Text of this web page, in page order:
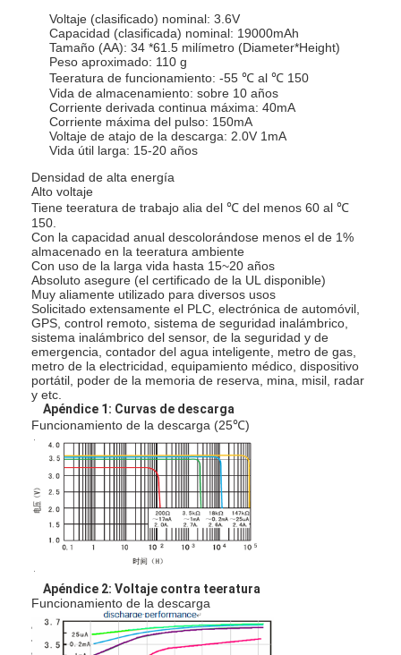
Hogar
Productos
Sobre nosotros
Voltaje (clasificado) nominal: 3.6V
Capacidad (clasificada) nominal: 19000mAh
Tamaño (AA): 34 *61.5 milímetro (Diameter*Height)
Peso aproximado: 110 g
Teeratura de funcionamiento: -55 ℃ al ℃ 150
Vida de almacenamiento: sobre 10 años
Corriente derivada continua máxima: 40mA
Corriente máxima del pulso: 150mA
Voltaje de atajo de la descarga: 2.0V 1mA
Vida útil larga: 15-20 años
Densidad de alta energía
Alto voltaje
Tiene teeratura de trabajo alia del ℃ del menos 60 al ℃
150.
Con la capacidad anual descolorándose menos el de 1%
almacenado en la teeratura ambiente
Con uso de la larga vida hasta 15~20 años
Absoluto asegure (el certificado de la UL disponible)
Muy aliamente utilizado para diversos usos
Solicitado extensamente el PLC, electrónica de automóvil,
GPS, control remoto, sistema de seguridad inalámbrico,
sistema inalámbrico del sensor, de la seguridad y de
emergencia, contador del agua inteligente, metro de gas,
metro de la electricidad, equipamiento médico, dispositivo
portátil, poder de la memoria de reserva, mina, misil, radar
y etc.
Apéndice 1: Curvas de descarga
Funcionamiento de la descarga (25℃)
Apéndice 2: Voltaje contra teeratura
Funcionamiento de la descarga